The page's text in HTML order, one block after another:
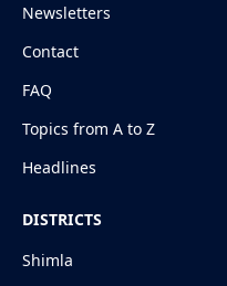
Newsletters
Contact
FAQ
Topics from A to Z
Headlines
DISTRICTS
Shimla